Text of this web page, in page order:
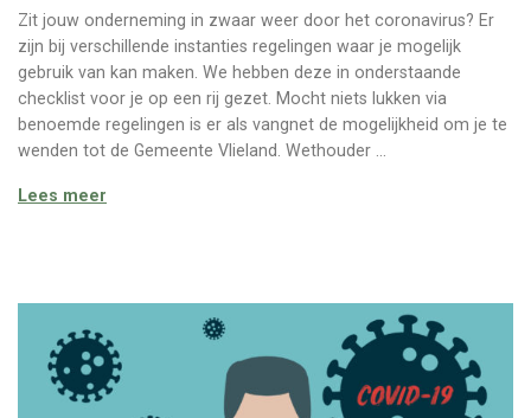
Zit jouw onderneming in zwaar weer door het coronavirus? Er
zijn bij verschillende instanties regelingen waar je mogelijk
gebruik van kan maken. We hebben deze in onderstaande
checklist voor je op een rij gezet. Mocht niets lukken via
benoemde regelingen is er als vangnet de mogelijkheid om je te
wenden tot de Gemeente Vlieland. Wethouder …
Lees meer